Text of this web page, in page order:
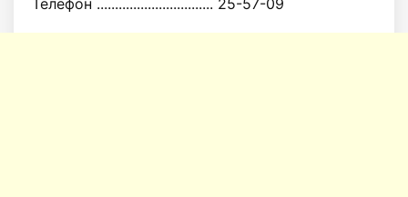
Телефон ................................ 25-57-09